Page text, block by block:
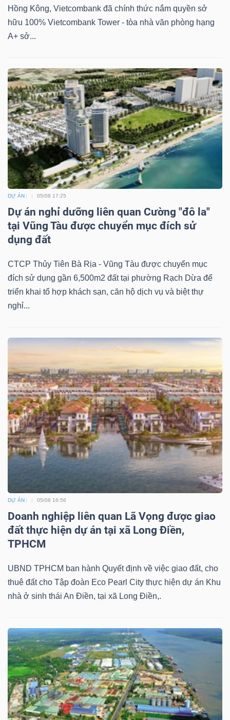
Hồng Kông, Vietcombank đã chính thức nắm quyền sở
hữu 100% Vietcombank Tower - tòa nhà văn phòng hạng
A+ sở...
DỰ ÁN 05/08 17:25
Dự án nghỉ dưỡng liên quan Cường "đô la"
tại Vũng Tàu được chuyển mục đích sử
dụng đất
CTCP Thủy Tiên Bà Rịa - Vũng Tàu được chuyển mục
đích sử dụng gần 6,500m2 đất tại phường Rạch Dừa để
triển khai tổ hợp khách sạn, căn hộ dịch vụ và biệt thự
nghỉ...
DỰ ÁN 05/08 16:56
Doanh nghiệp liên quan Lã Vọng được giao
đất thực hiện dự án tại xã Long Điền,
TPHCM
UBND TPHCM ban hành Quyết định về việc giao đất, cho
thuê đất cho Tập đoàn Eco Pearl City thực hiện dự án Khu
nhà ở sinh thái An Điền, tại xã Long Điền,.